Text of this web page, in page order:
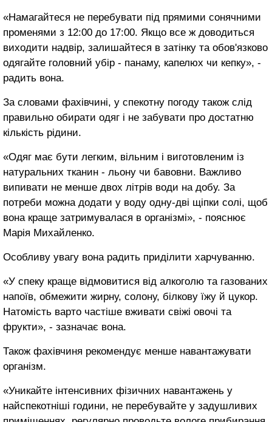
«Намагайтеся не перебувати під прямими сонячними
променями з 12:00 до 17:00. Якщо все ж доводиться
виходити надвір, залишайтеся в затінку та обов'язково
одягайте головний убір - панаму, капелюх чи кепку», -
радить вона.
За словами фахівчині, у спекотну погоду також слід
правильно обирати одяг і не забувати про достатню
кількість рідини.
«Одяг має бути легким, вільним і виготовленим із
натуральних тканин - льону чи бавовни. Важливо
випивати не менше двох літрів води на добу. За
потреби можна додати у воду одну-дві щіпки солі, щоб
вона краще затримувалася в організмі», - пояснює
Марія Михайленко.
Особливу увагу вона радить приділити харчуванню.
«У спеку краще відмовитися від алкоголю та газованих
напоїв, обмежити жирну, солону, білкову їжу й цукор.
Натомість варто частіше вживати свіжі овочі та
фрукти», - зазначає вона.
Також фахівчиня рекомендує менше навантажувати
організм.
«Уникайте інтенсивних фізичних навантажень у
найспекотніші години, не перебувайте у задушливих